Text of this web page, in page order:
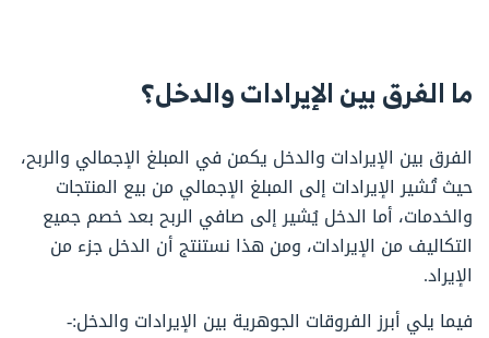
ما الفرق بين الإيرادات والدخل؟
الفرق بين الإيرادات والدخل يكمن في المبلغ الإجمالي والربح،
حيث تُشير الإيرادات إلى المبلغ الإجمالي من بيع المنتجات
والخدمات، أما الدخل يُشير إلى صافي الربح بعد خصم جميع
التكاليف من الإيرادات، ومن هذا نستنتج أن الدخل جزء من
الإيراد.
فيما يلي أبرز الفروقات الجوهرية بين الإيرادات والدخل:-